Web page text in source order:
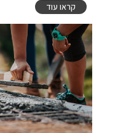
קראו עוד